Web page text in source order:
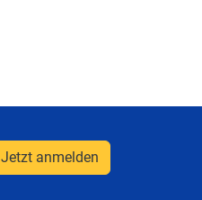
Jetzt anmelden